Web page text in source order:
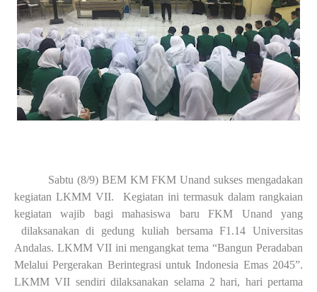
Sabtu (8/9) BEM KM FKM Unandsukses mengadakan
kegiatan LKMM VII.
Kegiatan ini termasuk dalam rangkaian
kegiatan wajib bagi mahasiswa baru FKM Unand yang
dilaksanakan di gedung kuliah bersama F1.14Universitas
Andalas. LKMM VII ini mengangkat tema “Bangun Peradaban
Melalui Pergerakan Berintegrasi untuk Indonesia Emas 2045”.
LKMM VII sendiri dilaksanakan selama 2 hari, hari pertama